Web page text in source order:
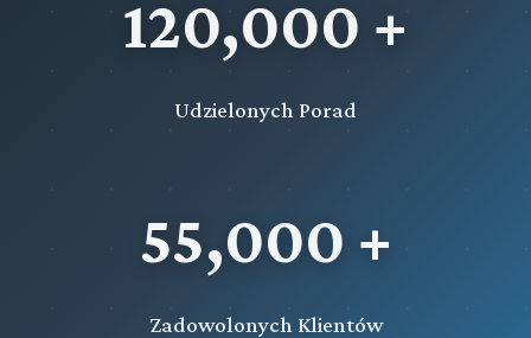
120,000 +
Udzielonych Porad
55,000 +
Zadowolonych Klientów